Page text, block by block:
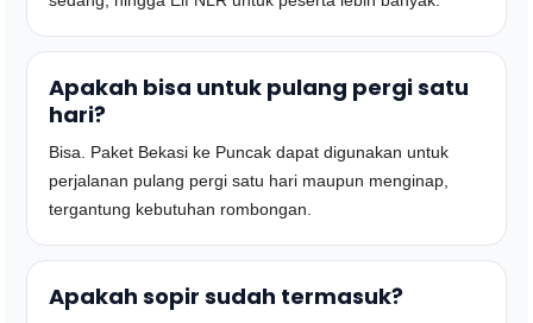
Apakah bisa untuk pulang pergi satu
hari?
Bisa. Paket Bekasi ke Puncak dapat digunakan untuk
perjalanan pulang pergi satu hari maupun menginap,
tergantung kebutuhan rombongan.
Apakah sopir sudah termasuk?